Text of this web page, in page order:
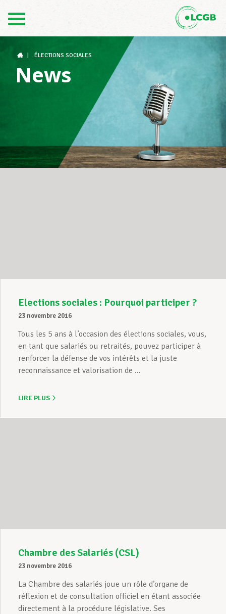
DE
Structures syndicales
Assistance au Travail
Devenir Membre
Actualités
ÉLECTIONS SOCIALES
News
Elections sociales : Pourquoi participer ?
23 novembre 2016
Tous les 5 ans à l’occasion des élections sociales, vous,
en tant que salariés ou retraités, pouvez participer à
renforcer la défense de vos intérêts et la juste
reconnaissance et valorisation de ...
LIRE PLUS
Chambre des Salariés (CSL)
23 novembre 2016
La Chambre des salariés joue un rôle d’organe de
réflexion et de consultation officiel en étant associée
directement à la procédure législative. Ses